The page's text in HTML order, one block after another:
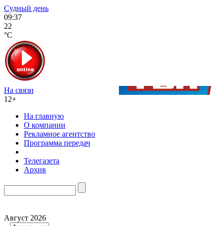
Судный день
09:37
22
°C
На связи
12+
На главную
О компании
Рекламное агентство
Программа передач
Телегазета
Архив
Август 2026